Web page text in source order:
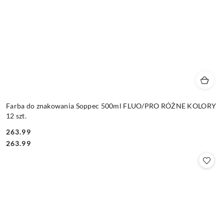
Farba do znakowania Soppec 500ml FLUO/PRO RÓŻNE KOLORY
12 szt.
Cena:
263.99
Cena:
263.99